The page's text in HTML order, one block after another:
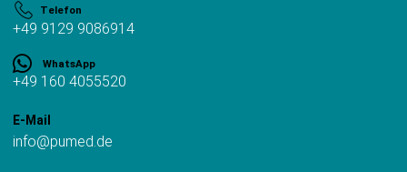
Telefon
+49 9129 9086914
WhatsApp
+49 160 4055520
E-Mail
info@pumed.de